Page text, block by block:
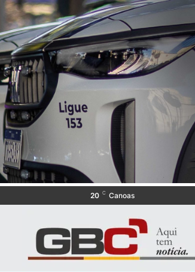
20 C Canoas